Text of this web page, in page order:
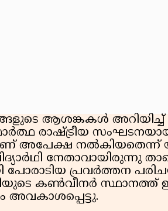
ആശങ്കകൾ അറിയിച്ച്
രാഷ്ട്രീയ
അപേക്ഷ നൽകിയതെന്ന്
നേതാവായിരുന്നു
പോരാടിയ പ്രവർത്തന
കൺവീനർ സ്ഥാനത്ത്
അവകാശപ്പെട്ടു.